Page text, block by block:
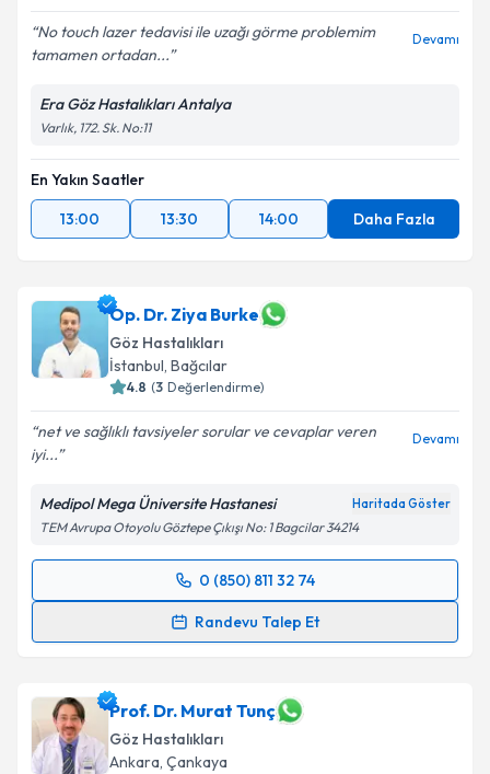
No touch lazer tedavisi ile uzağı görme problemim
tamamen ortadan...
Devamı
Era Göz Hastalıkları Antalya
Varlık, 172. Sk. No:11
En Yakın Saatler
13:00
13:30 14:00 Daha Fazla
Op. Dr. Ziya Burke
Göz Hastalıkları
İstanbul, Bağcılar
4.8 (3 Değerlendirme)
net ve sağlıklı tavsiyeler sorular ve cevaplar veren
iyi...
Devamı
Medipol Mega Üniversite Hastanesi Haritada Göster
TEM Avrupa Otoyolu Göztepe Çıkışı No: 1 Bagcilar 34214
0 (850) 811 32 74
Randevu Talep Et
Randevu Takvimi Talebi
oluşturun. Size bu uzmandan randevu almanız için bir
takvim hazırlandığında e-posta ile bilgilendireceğiz.
E-posta Adresiniz
Prof. Dr. Murat Tunç
Göz Hastalıkları
Ankara, Çankaya